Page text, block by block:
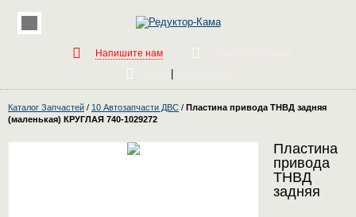
Напишите нам
Каталог Запчастей / 10 Автозапчасти ДВС / Пластина привода ТНВД задняя
(маленькая) КРУГЛАЯ 740-1029272
Пластина
привода
ТНВД
задняя